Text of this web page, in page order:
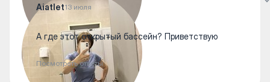
Aiatlet13 июля
А где этот открытый бассейн? Приветствую
Посмотреть ответы